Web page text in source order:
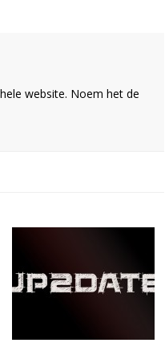
website. Noem het de